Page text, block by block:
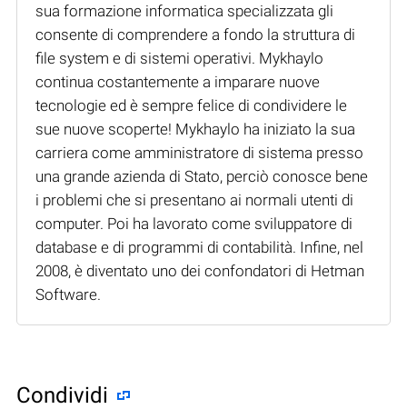
sua formazione informatica specializzata gli
consente di comprendere a fondo la struttura di
file system e di sistemi operativi. Mykhaylo
continua costantemente a imparare nuove
tecnologie ed è sempre felice di condividere le
sue nuove scoperte! Mykhaylo ha iniziato la sua
carriera come amministratore di sistema presso
una grande azienda di Stato, perciò conosce bene
i problemi che si presentano ai normali utenti di
computer. Poi ha lavorato come sviluppatore di
database e di programmi di contabilità. Infine, nel
2008, è diventato uno dei confondatori di Hetman
Software.
Condividi